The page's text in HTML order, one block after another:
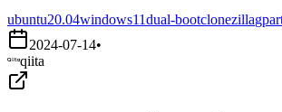
ubuntu20.04windows11dual-bootclonezilla
2024-07-14•
qiita